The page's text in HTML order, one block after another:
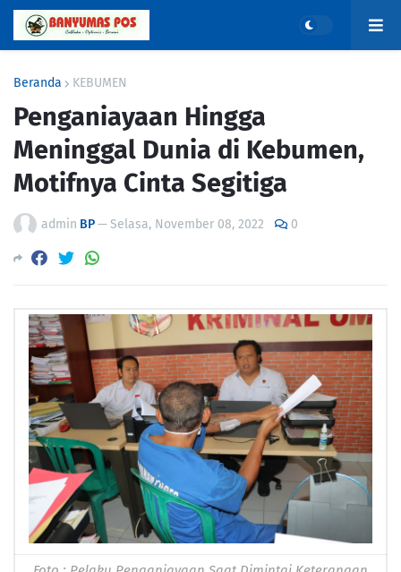
Beranda KEBUMEN
Penganiayaan Hingga
Meninggal Dunia di Kebumen,
Motifnya Cinta Segitiga
admin BP—Selasa, November 08, 2022 0